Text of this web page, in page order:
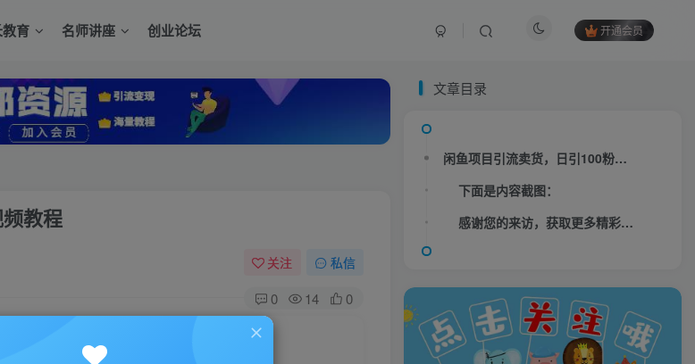
育 名师讲座 创业论坛 开通会员
教程
关注 私信
0 14 0
引100粉和日赚500+实战技巧视频教程
文章目录
闲鱼项目引流卖货，日引100粉和日赚500+实战技巧视频教程目录：
下面是内容截图：
感谢您的来访，获取更多精彩文章请收藏本站。